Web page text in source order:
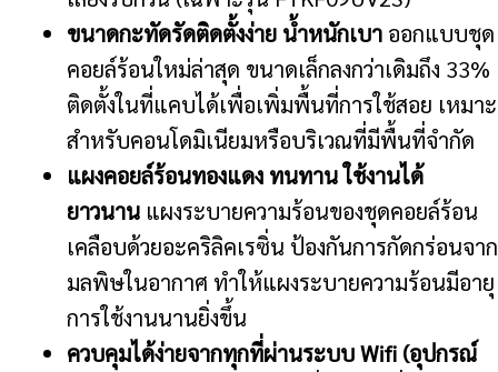
ขนาดกะทัดรัดติดตั้งง่าย น้ำหนักเบา ออกแบบชุด
คอยล์ร้อนใหม่ล่าสุด ขนาดเล็กลงกว่าเดิมถึง 33%
ติดตั้งในที่แคบได้เพื่อเพิ่มพื้นที่การใช้สอย เหมาะ
สำหรับคอนโดมิเนียมหรือบริเวณที่มีพื้นที่จำกัด
แผงคอยล์ร้อนทองแดง ทนทาน ใช้งานได้
ยาวนาน แผงระบายความร้อนของชุดคอยล์ร้อน
เคลือบด้วยอะคริลิคเรซิ่น ป้องกันการกัดกร่อนจาก
มลพิษในอากาศ ทำให้แผงระบายความร้อนมีอายุ
การใช้งานนานยิ่งขึ้น
ควบคุมได้ง่ายจากทุกที่ผ่านระบบ Wifi (อุปกรณ์